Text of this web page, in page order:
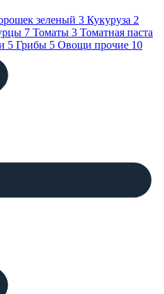
зеленый 3 Кукуруза 2
7 Томаты 3 Томатная паста
5 Грибы 5 Овощи прочие 10